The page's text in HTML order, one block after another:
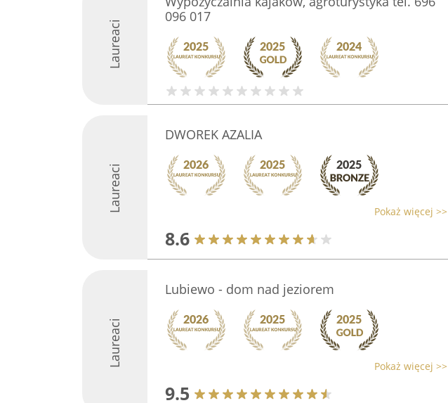
Laureaci
096 017
Laureaci
DWOREK AZALIA
Pokaż więcej >>
8.6
Laureaci
Lubiewo - dom nad jeziorem
Pokaż więcej >>
9.5